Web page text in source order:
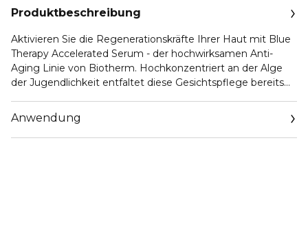
Produktbeschreibung
Aktivieren Sie die Regenerationskräfte Ihrer Haut mit Blue
Therapy Accelerated Serum - der hochwirksamen Anti-
Aging Linie von Biotherm. Hochkonzentriert an der Alge
der Jugendlichkeit entfaltet diese Gesichtspflege bereits
Wirkung auf die Zeichen vorzeitiger Hautalterung:
Gemilderte Falten, ein einheitlicheres Hautbild, festere
Gesichtskonturen sowie ein liftender Effekt - für eine
Anwendung